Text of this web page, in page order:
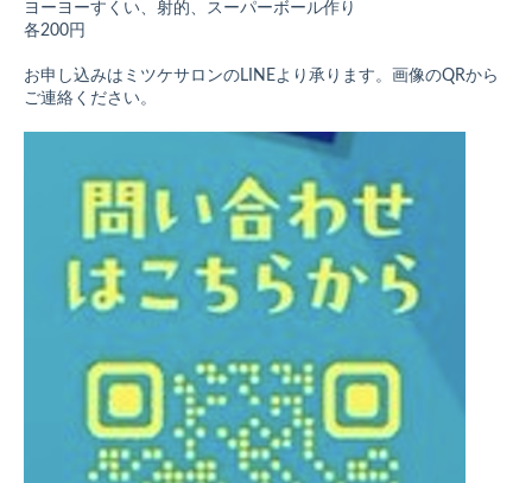
ヨーヨーすくい、射的、 スーパーボール作り
各200円
お申し込みはミツケサロンのLINEより承ります。画像のQRから
ご連絡ください。